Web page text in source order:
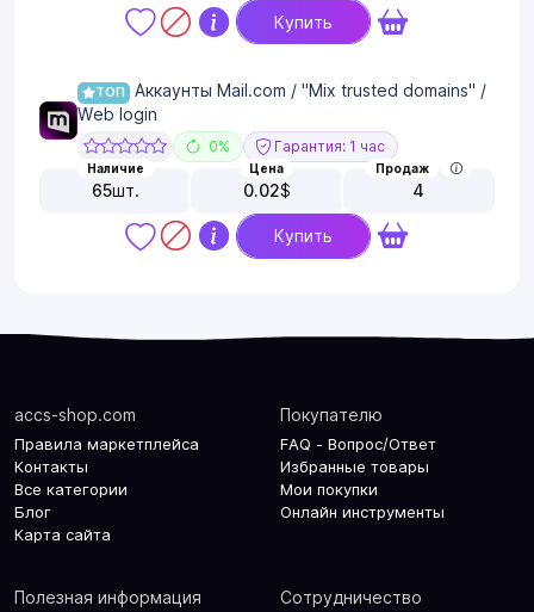
Купить
ТОП
Аккаунты Mail.com / "Mix trusted domains" /
Web login
0% Гарантия: 1 час
Наличие
65шт.
Цена
0.02$
Продаж
4
Купить
accs-shop.com
Правила маркетплейса
Контакты
Все категории
Блог
Карта сайта
Покупателю
FAQ - Вопрос/Ответ
Избранные товары
Мои покупки
Онлайн инструменты
Полезная информация Сотрудничество